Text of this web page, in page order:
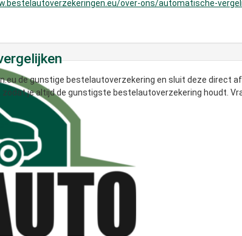
over-ons/automatische-
de gunstige bestelautoverzekering en sluit deze direct
je altijd de gunstigste bestelautoverzekering houdt.
>>